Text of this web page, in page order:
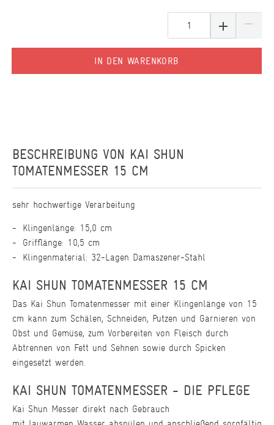
IN DEN WARENKORB
BESCHREIBUNG VON KAI SHUN
TOMATENMESSER 15 CM
sehr hochwertige Verarbeitung
Klingenlänge: 15,0 cm
Grifflänge: 10,5 cm
Klingenmaterial: 32-Lagen Damaszener-Stahl
KAI SHUN TOMATENMESSER 15 CM
Das Kai Shun Tomatenmesser mit einer Klingenlänge von 15
cm kann zum Schälen, Schneiden, Putzen und Garnieren von
Obst und Gemüse, zum Vorbereiten von Fleisch durch
Abtrennen von Fett und Sehnen sowie durch Spicken
eingesetzt werden.
KAI SHUN TOMATENMESSER - DIE PFLEGE
Kai Shun Messer direkt nach Gebrauch